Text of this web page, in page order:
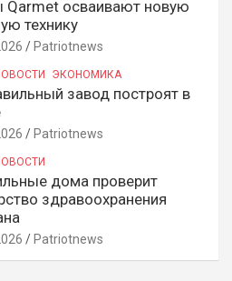
Qarmet осваивают новую
технику
Patriotnews
ЭКОНОМИКА
завод построят в
Patriotnews
дома проверит
здравоохранения
Patriotnews